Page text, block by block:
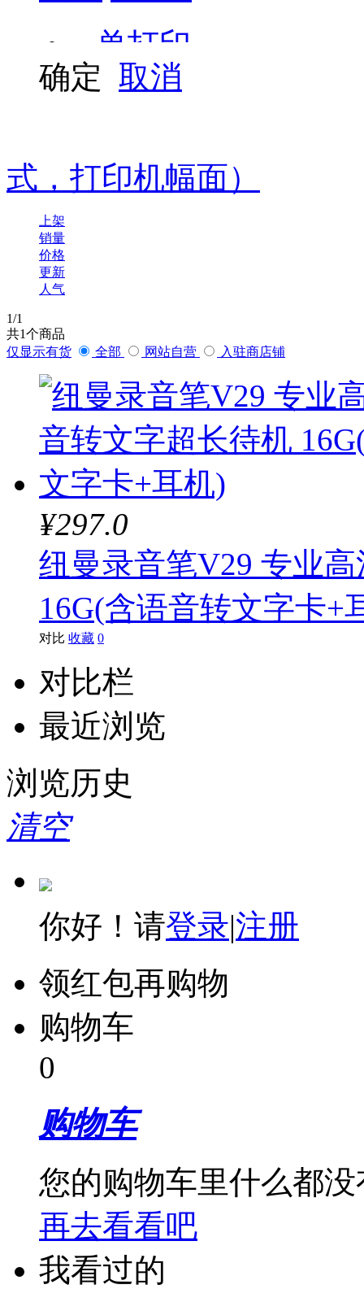
京瓷
索尼
云广
山特
柯尼卡美能达
浩顺
戴尔
NEC
盈信
蓝硕星
道顿
联想（ThinkCentre）
富士通
明基
奥图码
激光打印机
碎纸机
针式打印机
单打印
打印/复印/扫描
确定 取消
式，打印机幅面）
上架
销量
价格
更新
人气
1/1
共1个商品
仅显示有货
全部 网站自营 入驻商店铺
¥297.0
纽曼录音笔V29 专业
16G(含语音转文字卡+
对比 收藏 0
对比栏
最近浏览
浏览历史
清空
你好！请登录|注册
领红包再购物
购物车
0
购物车
您的购物车里什么都没
再去看看吧
我看过的